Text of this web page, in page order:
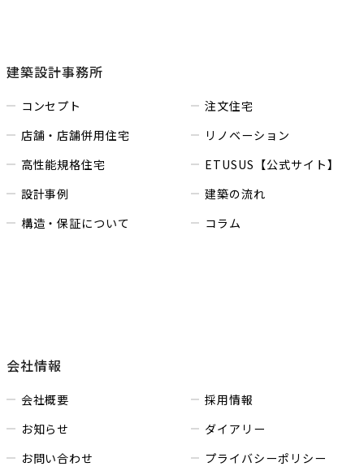
建築設計事務所
コンセプト
注文住宅
店舗・店舗併用住宅
リノベーション
高性能規格住宅
ETUSUS【公式サイト】
設計事例
建築の流れ
構造・保証について
コラム
会社情報
会社概要
採用情報
お知らせ
ダイアリー
お問い合わせ
プライバシーポリシー